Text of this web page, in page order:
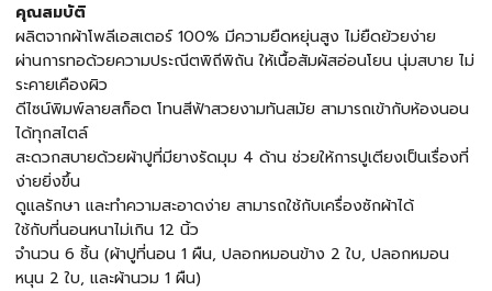
คุณสมบัติ
ผลิตจากผ้าโพลีเอสเตอร์ 100% มีความยืดหยุ่นสูง ไม่ยืดย้วยง่าย
ผ่านการทอด้วยความประณีตพิถีพิถัน ให้เนื้อสัมผัสอ่อนโยน นุ่มสบาย ไม่
ระคายเคืองผิว
ดีไซน์พิมพ์ลายสก็อต โทนสีฟ้าสวยงามทันสมัย สามารถเข้ากับห้องนอน
ได้ทุกสไตล์
สะดวกสบายด้วยผ้าปูที่มียางรัดมุม 4 ด้าน ช่วยให้การปูเตียงเป็นเรื่องที่
ง่ายยิ่งขึ้น
ดูแลรักษา และทำความสะอาดง่าย สามารถใช้กับเครื่องซักผ้าได้
ใช้กับที่นอนหนาไม่เกิน 12 นิ้ว
จำนวน 6 ชิ้น (ผ้าปูที่นอน 1 ผืน, ปลอกหมอนข้าง 2 ใบ, ปลอกหมอน
หนุน 2 ใบ, และผ้านวม 1 ผืน)